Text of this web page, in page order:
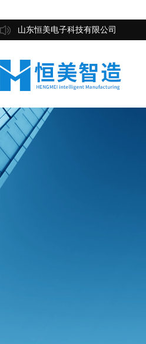
山东恒美电子科技有限公司